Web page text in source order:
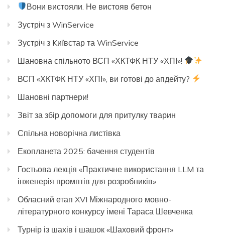
Вони вистояли. Не вистояв бетон
Зустріч з WinService
Зустріч з Kиївстар та WinService
Шановна спільното ВСП «ХКТФК НТУ «ХПІ»!
ВСП «ХКТФК НТУ «ХПІ», ви готові до апдейту?
Шановні партнери!
Звіт за збір допомоги для притулку тварин
Спільна новорічна листівка
Екопланета 2025: бачення студентів
Гостьова лекція «Практичне використання LLM та
інженерія промптів для розробників»
Обласний етап XVI Міжнародного мовно-
літературного конкурсу імені Тараса Шевченка
Турнір із шахів і шашок «Шаховий фронт»